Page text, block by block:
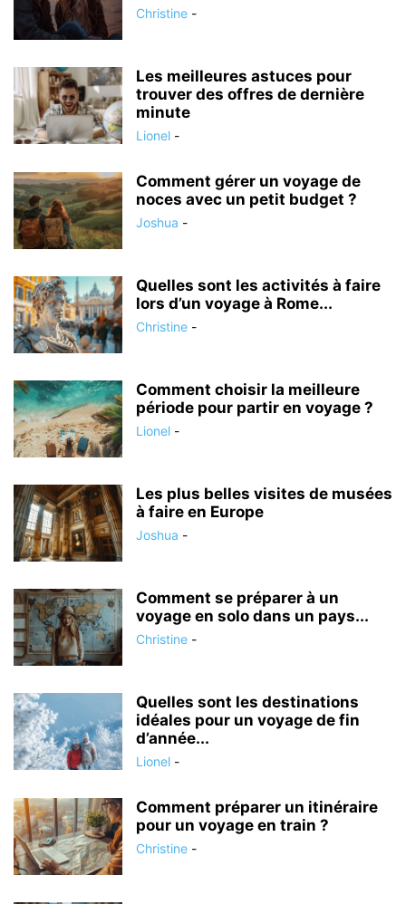
Christine -
Les meilleures astuces pour
trouver des offres de dernière
minute
Lionel -
Comment gérer un voyage de
noces avec un petit budget ?
Joshua -
Quelles sont les activités à faire
lors d’un voyage à Rome...
Christine -
Comment choisir la meilleure
période pour partir en voyage ?
Lionel -
Les plus belles visites de musées
à faire en Europe
Joshua -
Comment se préparer à un
voyage en solo dans un pays...
Christine -
Quelles sont les destinations
idéales pour un voyage de fin
d’année...
Lionel -
Comment préparer un itinéraire
pour un voyage en train ?
Christine -